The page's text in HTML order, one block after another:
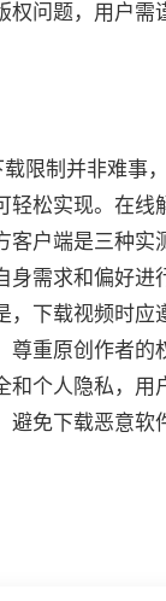
权问题，用户需
限制并非难事
轻松实现。在线
客户端是三种实
身需求和偏好进
，下载视频时应
尊重原创作者的
和个人隐私，用
避免下载恶意软